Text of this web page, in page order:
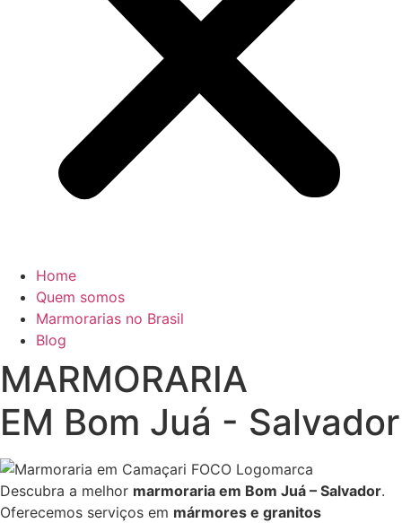
Home
Quem somos
Marmorarias no Brasil
Blog
MARMORARIA
EM Bom Juá - Salvador
Descubra a melhor marmoraria em Bom Juá – Salvador.
Oferecemos serviços em mármores e granitos